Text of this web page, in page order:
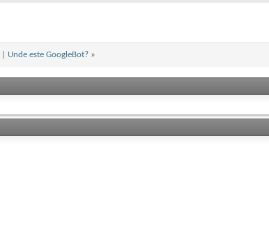
Unde este GoogleBot? »